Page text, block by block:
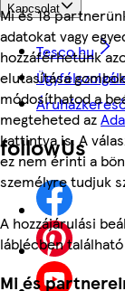
Mi és 18
adatokat vagy
hozzáférhetünk
elutasítása
módosíthatod a
megteheted az
kattintva is. A
ez nem érinti a
személyre tudjuk
A hozzájárulási
láblécben
Mi és
Kapcsolat
Tesco.hu
followUs